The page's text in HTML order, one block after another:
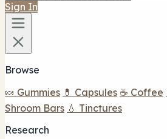
Sign In
Browse
🍬 Gummies 💊 Capsules ☕ Coffee
Shroom Bars 💧 Tinctures
Research